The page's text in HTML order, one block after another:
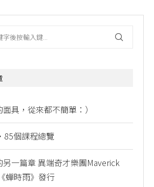
具，從來都不簡單：）
85個課程總覽
一篇章 異端奇才樂團Maverick
蟬時雨》發行